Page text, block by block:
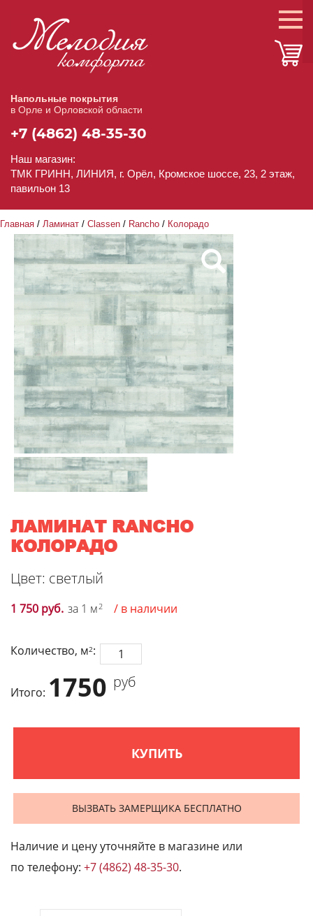
Напольные покрытия
в Орле и Орловской области
+7 (4862) 48-35-30
Наш магазин:
ТМК ГРИНН, ЛИНИЯ, г. Орёл, Кромское шоссе, 23, 2 этаж,
павильон 13
Главная / Ламинат / Classen / Rancho / Колорадо
ЛАМИНАТ RANCHO
КОЛОРАДО
Цвет: светлый
1 750 руб. за 1 м 2 / в наличии
Количество, м2:
Итого: 1750 руб
КУПИТЬ
ВЫЗВАТЬ ЗАМЕРЩИКА БЕСПЛАТНО
Наличие и цену уточняйте в магазине или
по телефону: +7 (4862) 48-35-30.